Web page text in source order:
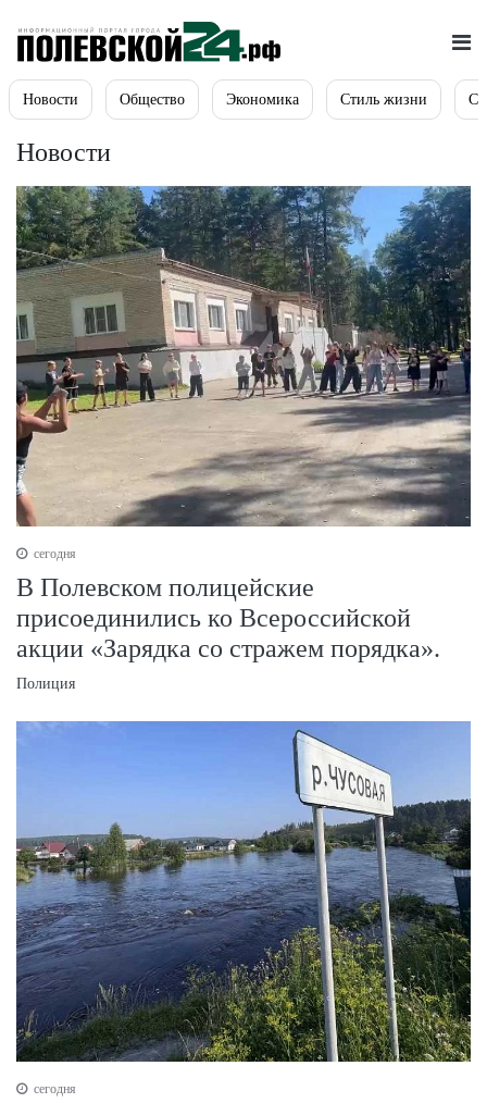
Новости Общество Экономика Стиль жизни
Новости
сегодня
В Полевском полицейские
присоединились ко Всероссийской
акции «Зарядка со стражем порядка».
Полиция
сегодня